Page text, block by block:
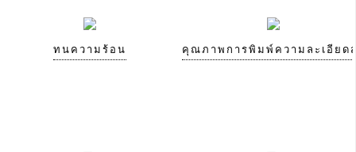
ทนความร้อน คุณภาพการพิมพ์ความละเอียด